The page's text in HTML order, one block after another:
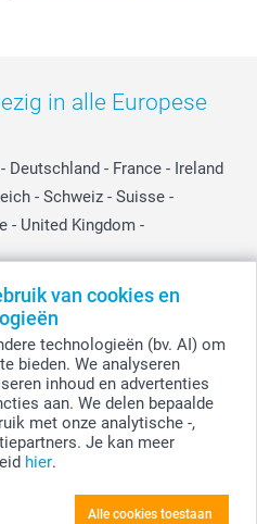
van cookies en
technologieën (bv. AI) om
bieden. We analyseren
inhoud en advertenties
aan. We delen bepaalde
met onze analytische -,
Je kan meer
hier.
Alle cookies toestaan
in alle Europese
- Deutschland - France - Ireland
- Schweiz - Suisse -
- United Kingdom -
voorbehouden.Disclaimer
BTW en exclusief verzendkosten.